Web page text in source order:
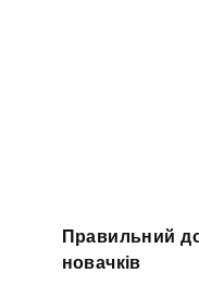
Правильний
новачків